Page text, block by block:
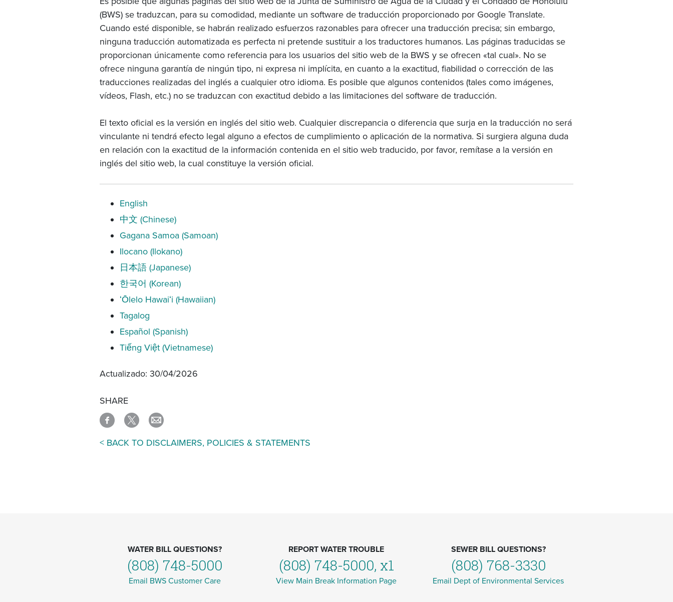
(BWS) se traduzcan, para su comodidad, mediante un software de traducción proporcionado por Google Translate.
Cuando esté disponible, se habrán realizado esfuerzos razonables para ofrecer una traducción precisa; sin embargo,
ninguna traducción automatizada es perfecta ni pretende sustituir a los traductores humanos. Las páginas traducidas se
proporcionan únicamente como referencia para los usuarios del sitio web de la BWS y se ofrecen «tal cual». No se
ofrece ninguna garantía de ningún tipo, ni expresa ni implícita, en cuanto a la exactitud, fiabilidad o corrección de las
traducciones realizadas del inglés a cualquier otro idioma. Es posible que algunos contenidos (tales como imágenes,
vídeos, Flash, etc.) no se traduzcan con exactitud debido a las limitaciones del software de traducción.
El texto oficial es la versión en inglés del sitio web. Cualquier discrepancia o diferencia que surja en la traducción no será
vinculante ni tendrá efecto legal alguno a efectos de cumplimiento o aplicación de la normativa. Si surgiera alguna duda
en relación con la exactitud de la información contenida en el sitio web traducido, por favor, remítase a la versión en
inglés del sitio web, la cual constituye la versión oficial.
English
中文 (Chinese)
Gagana Samoa (Samoan)
Ilocano (Ilokano)
日本語 (Japanese)
한국어 (Korean)
ʻŌlelo Hawaiʻi (Hawaiian)
Tagalog
Español (Spanish)
Tiếng Việt (Vietnamese)
Actualizado: 30/04/2026
SHARE
< BACK TO DISCLAIMERS, POLICIES & STATEMENTS
WATER BILL QUESTIONS?
(808) 748-5000
Email BWS Customer Care
REPORT WATER TROUBLE
(808) 748-5000, x1
View Main Break Information Page
SEWER BILL QUESTIONS?
(808) 768-3330
Email Dept of Environmental Services